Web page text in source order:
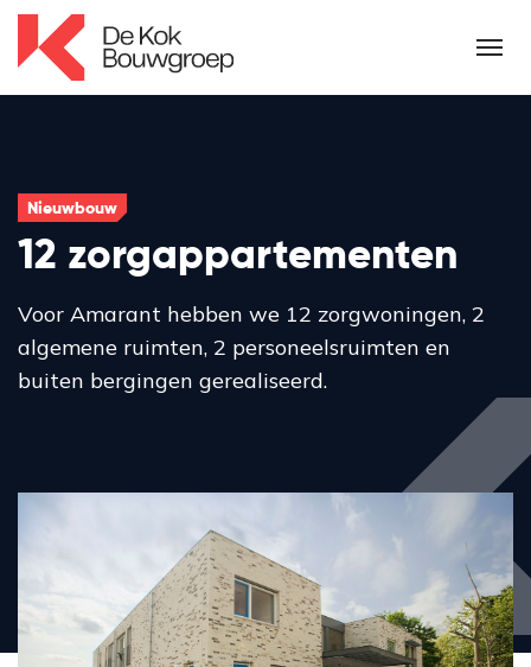
Nieuwbouw
12 zorgappartementen
Voor Amarant hebben we 12 zorgwoningen, 2
algemene ruimten, 2 personeelsruimten en
buiten bergingen gerealiseerd.